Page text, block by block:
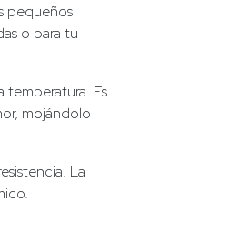
pequeños
o para tu
Es
mojándolo
La